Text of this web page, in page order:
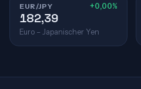
EUR/JPY +0,00%
182,39
Euro – Japanischer Yen